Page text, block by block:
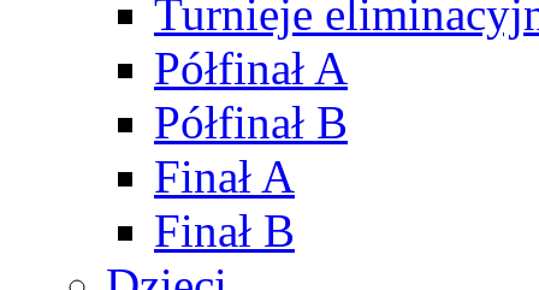
Turnieje
Półfinał A
Półfinał B
Finał A
Finał B